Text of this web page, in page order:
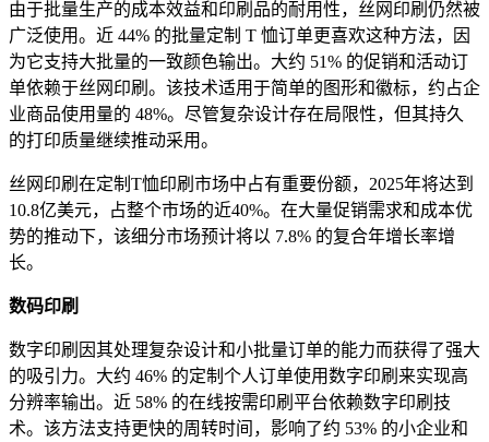
由于批量生产的成本效益和印刷品的耐用性，丝网印刷仍然被
广泛使用。近 44% 的批量定制 T 恤订单更喜欢这种方法，因
为它支持大批量的一致颜色输出。大约 51% 的促销和活动订
单依赖于丝网印刷。该技术适用于简单的图形和徽标，约占企
业商品使用量的 48%。尽管复杂设计存在局限性，但其持久
的打印质量继续推动采用。
丝网印刷在定制T恤印刷市场中占有重要份额，2025年将达到
10.8亿美元，占整个市场的近40%。在大量促销需求和成本优
势的推动下，该细分市场预计将以 7.8% 的复合年增长率增
长。
数码印刷
数字印刷因其处理复杂设计和小批量订单的能力而获得了强大
的吸引力。大约 46% 的定制个人订单使用数字印刷来实现高
分辨率输出。近 58% 的在线按需印刷平台依赖数字印刷技
术。该方法支持更快的周转时间，影响了约 53% 的小企业和